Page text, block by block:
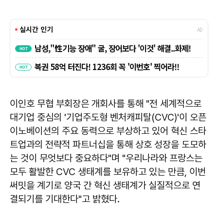
이인호 무협 부회장은 개회사를 통해 "전 세계적으로
대기업 중심의 '기업주도형 벤처캐피탈(CVC)'이 오픈
이노베이션의 주요 동력으로 부상하고 있어 혁신 스타
트업과의 전략적 파트너십을 통해 상호 성장을 도모하
는 것이 무엇보다 중요하다"며 "우리나라와 프랑스는
모두 활발한 CVC 생태계를 보유하고 있는 만큼, 이번
써밋을 계기로 양국 간 혁신 생태계가 실질적으로 연
결되기를 기대한다"고 밝혔다.